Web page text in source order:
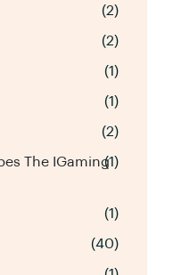
(2)
(2)
(1)
(1)
(2)
The IGaming(1)
(1)
(40)